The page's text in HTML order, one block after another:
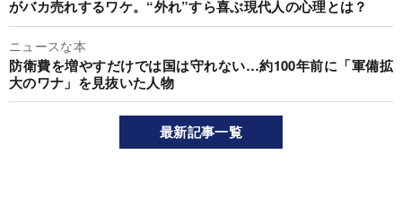
がバカ売れするワケ。“外れ”すら喜ぶ現代人の心理とは？
ニュースな本
防衛費を増やすだけでは国は守れない…約100年前に「軍備拡
大のワナ」を見抜いた人物
最新記事一覧